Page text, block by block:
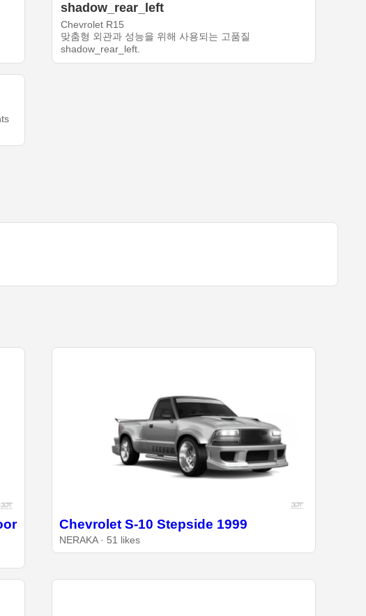
shadow_rear_left
Chevrolet R15
맞춤형 외관과 성능을 위해 사용되는 고품질
shadow_rear_left.
Chevrolet S-10 Stepside 1999
NERAKA · 51 likes